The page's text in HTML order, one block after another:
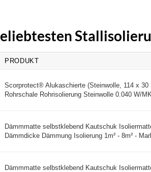
PRODUKT
Scorprotect® Alukaschierte (Steinwolle, 114 x 30
Rohrschale Rohrisolierung Steinwolle 0.040 W/MK
Dämmmatte selbstklebend Kautschuk
Dämmdicke Dämmung Isolierung 1m² - 8m² -
Dämmmatte selbstklebend Kautschuk